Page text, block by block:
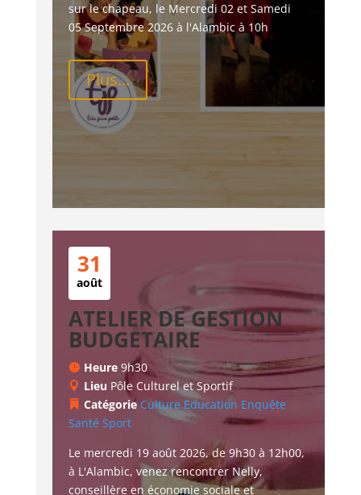
sur le chapeau, le Mercredi 02 et Samedi
05 Septembre 2026 à l'Alambic à 10h
Plus...
31
août
ATELIER DE GESTION
BUDGETAIRE
Heure 9h30
Lieu Pôle Culturel et Sportif
Catégorie Culture Education Enquête
Santé Sport
Le mercredi 19 août 2026, de 9h30 à 12h00,
à L'Alambic, venez rencontrer Nelly,
conseillère en économie sociale et